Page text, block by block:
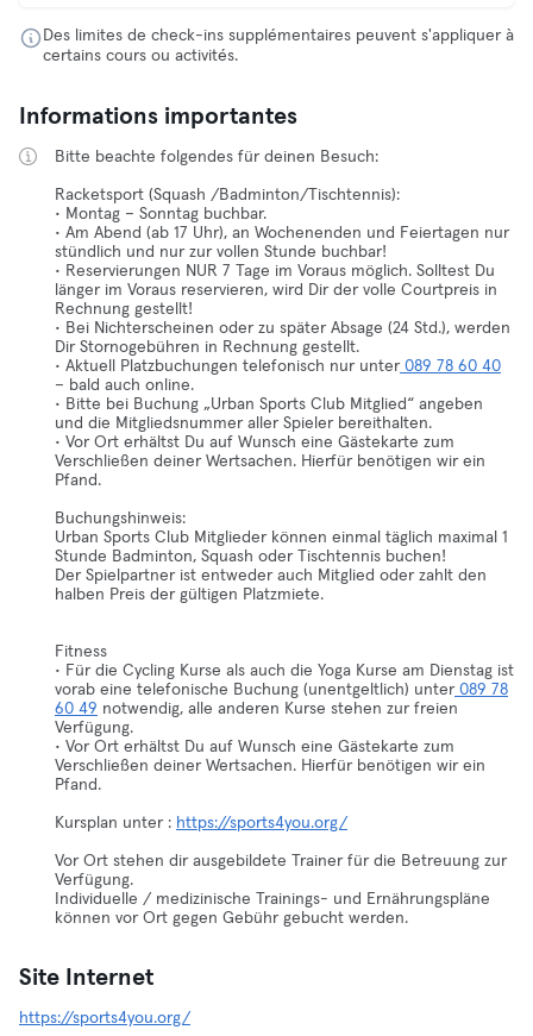
Des limites de check-ins supplémentaires peuvent s'appliquer à
certains cours ou activités.
Informations importantes
Bitte beachte folgendes für deinen Besuch:
Racketsport (Squash /Badminton/Tischtennis):
• Montag – Sonntag buchbar.
• Am Abend (ab 17 Uhr), an Wochenenden und Feiertagen nur
stündlich und nur zur vollen Stunde buchbar!
• Reservierungen NUR 7 Tage im Voraus möglich. Solltest Du
länger im Voraus reservieren, wird Dir der volle Courtpreis in
Rechnung gestellt!
• Bei Nichterscheinen oder zu später Absage (24 Std.), werden
Dir Stornogebühren in Rechnung gestellt.
• Aktuell Platzbuchungen telefonisch nur unter089 78 60 40
– bald auch online.
• Bitte bei Buchung „Urban Sports Club Mitglied“ angeben
und die Mitgliedsnummer aller Spieler bereithalten.
• Vor Ort erhältst Du auf Wunsch eine Gästekarte zum
Verschließen deiner Wertsachen. Hierfür benötigen wir ein
Pfand.
Buchungshinweis:
Urban Sports Club Mitglieder können einmal täglich maximal 1
Stunde Badminton, Squash oder Tischtennis buchen!
Der Spielpartner ist entweder auch Mitglied oder zahlt den
halben Preis der gültigen Platzmiete.
Fitness
• Für die Cycling Kurse als auch die Yoga Kurse am Dienstag ist
vorab eine telefonische Buchung (unentgeltlich) unter089 78
60 49 notwendig, alle anderen Kurse stehen zur freien
Verfügung.
• Vor Ort erhältst Du auf Wunsch eine Gästekarte zum
Verschließen deiner Wertsachen. Hierfür benötigen wir ein
Pfand.
Kursplan unter : https://sports4you.org/
Vor Ort stehen dir ausgebildete Trainer für die Betreuung zur
Verfügung.
Individuelle / medizinische Trainings- und Ernährungspläne
können vor Ort gegen Gebühr gebucht werden.
Site Internet
https://sports4you.org/